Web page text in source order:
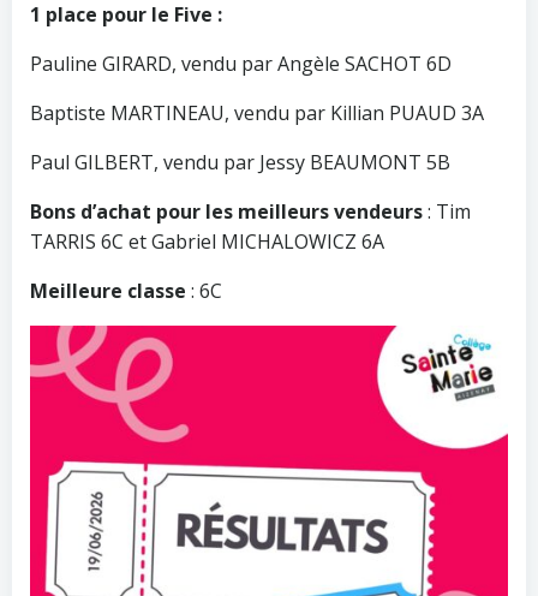
1 place pour le Five :
Pauline GIRARD, vendu par Angèle SACHOT 6D
Baptiste MARTINEAU, vendu par Killian PUAUD 3A
Paul GILBERT, vendu par Jessy BEAUMONT 5B
Bons d’achat pour les meilleurs vendeurs: Tim
TARRIS 6C et Gabriel MICHALOWICZ 6A
Meilleure classe : 6C